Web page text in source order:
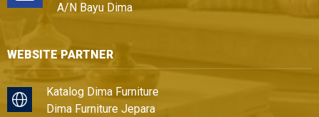
A/N Bayu Dima
WEBSITE PARTNER
Katalog Dima Furniture
Dima Furniture Jepara